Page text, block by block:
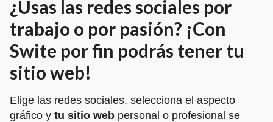
¿Usas las redes sociales por
trabajo o por pasión? ¡Con
Swite por fin podrás tener tu
sitio web!
Elige las redes sociales, selecciona el aspecto
gráfico y tu sitio web personal o profesional se